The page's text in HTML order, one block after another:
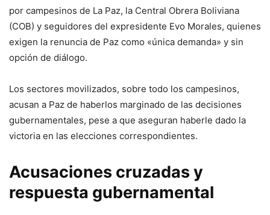
por campesinos de La Paz, la Central Obrera Boliviana
(COB) y seguidores del expresidente Evo Morales, quienes
exigen la renuncia de Paz como «única demanda» y sin
opción de diálogo.
Los sectores movilizados, sobre todo los campesinos,
acusan a Paz de haberlos marginado de las decisiones
gubernamentales, pese a que aseguran haberle dado la
victoria en las elecciones correspondientes.
Acusaciones cruzadas y
respuesta gubernamental